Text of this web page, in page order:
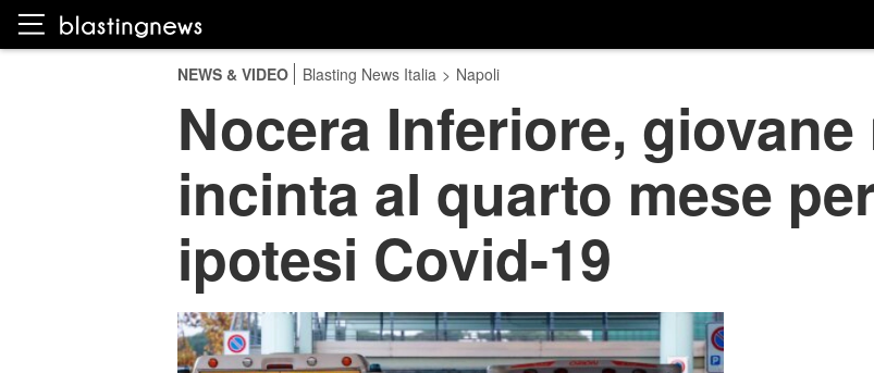
NEWS & VIDEO Blasting News Italia > Napoli
Nocera Inferiore, giovane
incinta al quarto mese
ipotesi Covid-19